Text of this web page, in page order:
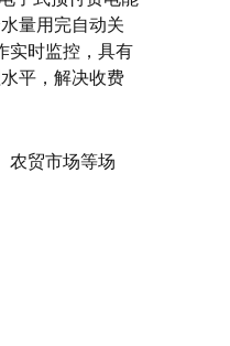
量用完自动关
实时监控，具有
平，解决收费
农贸市场等场